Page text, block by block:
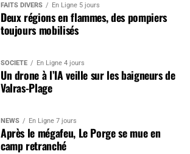
FAITS DIVERS En Ligne 5 jours
Deux régions en flammes, des pompiers
toujours mobilisés
SOCIÉTÉ En Ligne 4 jours
Un drone à l’IA veille sur les baigneurs de
Valras-Plage
NEWS En Ligne 7 jours
Après le mégafeu, Le Porge se mue en
camp retranché